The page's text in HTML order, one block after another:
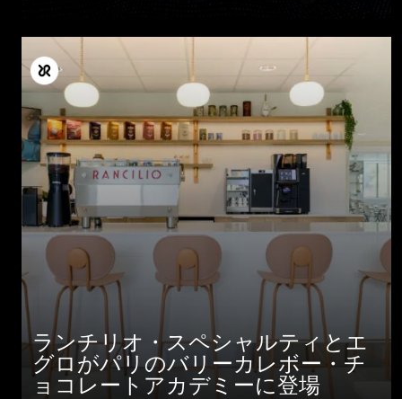
ランチリオ・スペシャルティとエ
グロがパリのバリーカレボー・チ
ョコレートアカデミーに登場